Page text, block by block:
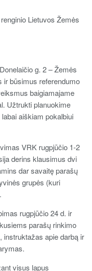
Lietuvos Žemės
g. 2 – Žemės
būsimus referendumo
baigiamajame
Užtrukti planuokime
aiškiam pokalbiui
VRK rugpjūčio 1-2
derins klausimus dvi
dar savaitę parašų
grupės (kuri
rugpjūčio 24 d. ir
parašų rinkimo
instruktažas apie darbą ir
visus lapus